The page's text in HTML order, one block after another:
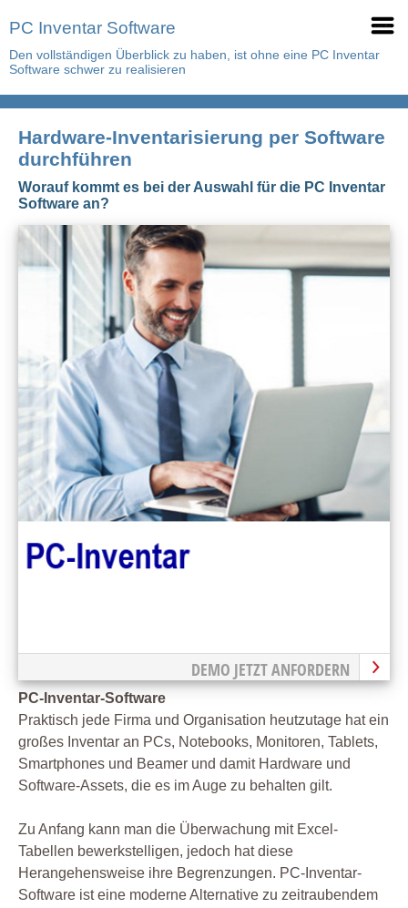
PC Inventar Software
Den vollständigen Überblick zu haben, ist ohne eine PC Inventar
Software schwer zu realisieren
Hardware-Inventarisierung per Software
durchführen
Worauf kommt es bei der Auswahl für die PC Inventar
Software an?
DEMO JETZT ANFORDERN
PC-Inventar-Software
Praktisch jede Firma und Organisation heutzutage hat ein
großes Inventar an PCs, Notebooks, Monitoren, Tablets,
Smartphones und Beamer und damit Hardware und
Software-Assets, die es im Auge zu behalten gilt.
Zu Anfang kann man die Überwachung mit Excel-
Tabellen bewerkstelligen, jedoch hat diese
Herangehensweise ihre Begrenzungen. PC-Inventar-
Software ist eine moderne Alternative zu zeitraubendem